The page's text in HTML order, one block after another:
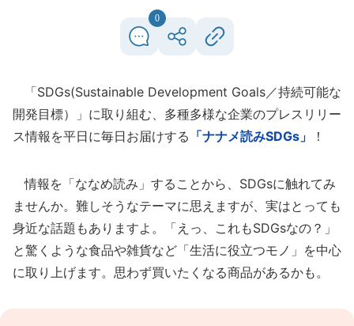
0
「SDGs(Sustainable Development Goals／持続可能な
開発目標）」に取り組む、多種多様な企業のプレスリリー
ス情報を平日に毎日お届けする 「ナナメ読みSDGs」 ！
情報を「ななめ読み」することから、SDGsに触れてみ
ませんか。難しそうなテーマに思えますが、実はとっても
身近な話題もありますよ。「えっ、これもSDGsなの？」
と驚くような食品や雑貨など「生活に役立つモノ」を中心
に取り上げます。思わず買いたくなる商品があるかも。